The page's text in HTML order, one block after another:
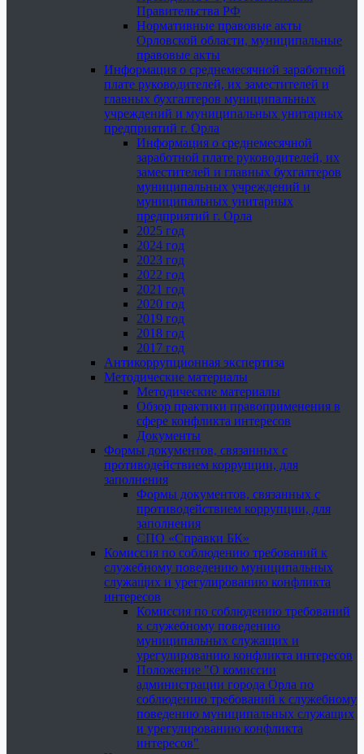
Правительства РФ
Нормативные правовые акты
Орловской области, муниципальные
правовые акты
Информация о среднемесячной заработной
плате руководителей, их заместителей и
главных бухгалтеров муниципальных
учреждений и муниципальных унитарных
предприятий г. Орла
Информация о среднемесячной
заработной плате руководителей, их
заместителей и главных бухгалтеров
муниципальных учреждений и
муниципальных унитарных
предприятий г. Орла
2025 год
2024 год
2023 год
2022 год
2021 год
2020 год
2019 год
2018 год
2017 год
Антикоррупционная экспертиза
Методические материалы
Методические материалы
Обзор практики правоприменения в
сфере конфликта интересов
Документы
Формы документов, связанных с
противодействием коррупции, для
заполнения
Формы документов, связанных с
противодействием коррупции, для
заполнения
СПО «Справки БК»
Комиссия по соблюдению требований к
служебному поведению муниципальных
служащих и урегулированию конфликта
интересов
Комиссия по соблюдению требований
к служебному поведению
муниципальных служащих и
урегулированию конфликта интересов
Положение "О комиссии
администрации города Орла по
соблюдению требований к служебному
поведению муниципальных служащих
и урегулированию конфликта
интересов"